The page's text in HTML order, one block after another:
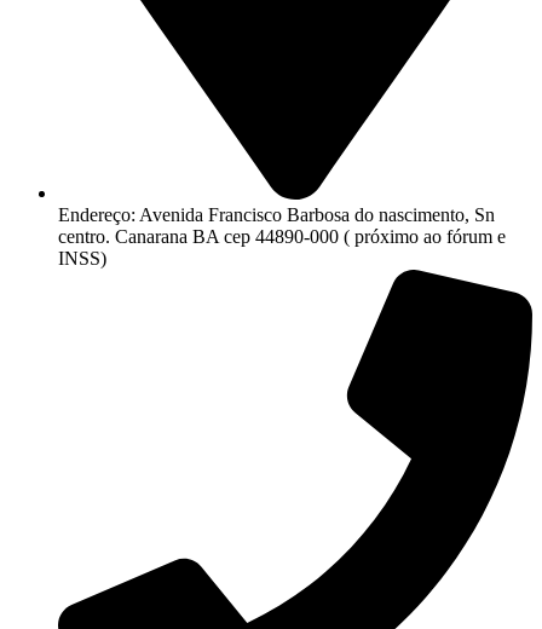
Endereço: Avenida Francisco Barbosa do nascimento, Sn
centro. Canarana BA cep 44890-000 ( próximo ao fórum e
INSS)